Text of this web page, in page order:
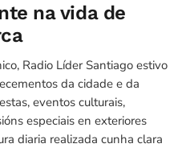
na vida de
Radio Líder Santiago estivo
da cidade e da
eventos culturais,
especiais en exteriores
diaria realizada cunha clara